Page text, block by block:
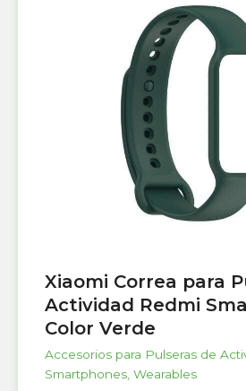
Xiaomi Correa para
Actividad Redmi
Color Verde
Accesorios para Pulseras de
Smartphones, Wearables